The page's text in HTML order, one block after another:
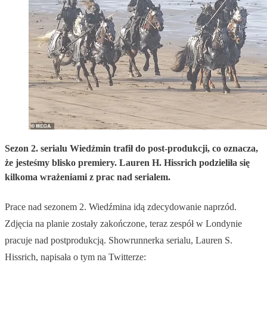
Sezon 2. serialu Wiedźmin trafił do post-produkcji, co oznacza,
że jesteśmy blisko premiery. Lauren H. Hissrich podzieliła się
kilkoma wrażeniami z prac nad serialem.
Prace nad sezonem 2. Wiedźmina idą zdecydowanie naprzód.
Zdjęcia na planie zostały zakończone, teraz zespół w Londynie
pracuje nad postprodukcją. Showrunnerka serialu, Lauren S.
Hissrich, napisała o tym na Twitterze: